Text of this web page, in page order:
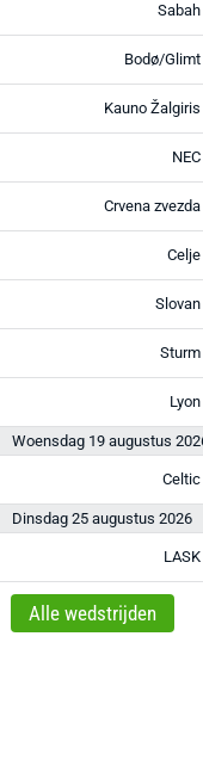
Sabah
Bodø/Glimt
Kauno Žalgiris
NEC
Crvena zvezda
Celje
Slovan
Sturm
Lyon
Woensdag 19 augustus
Celtic
Dinsdag 25 augustus 2026
LASK
Alle wedstrijden